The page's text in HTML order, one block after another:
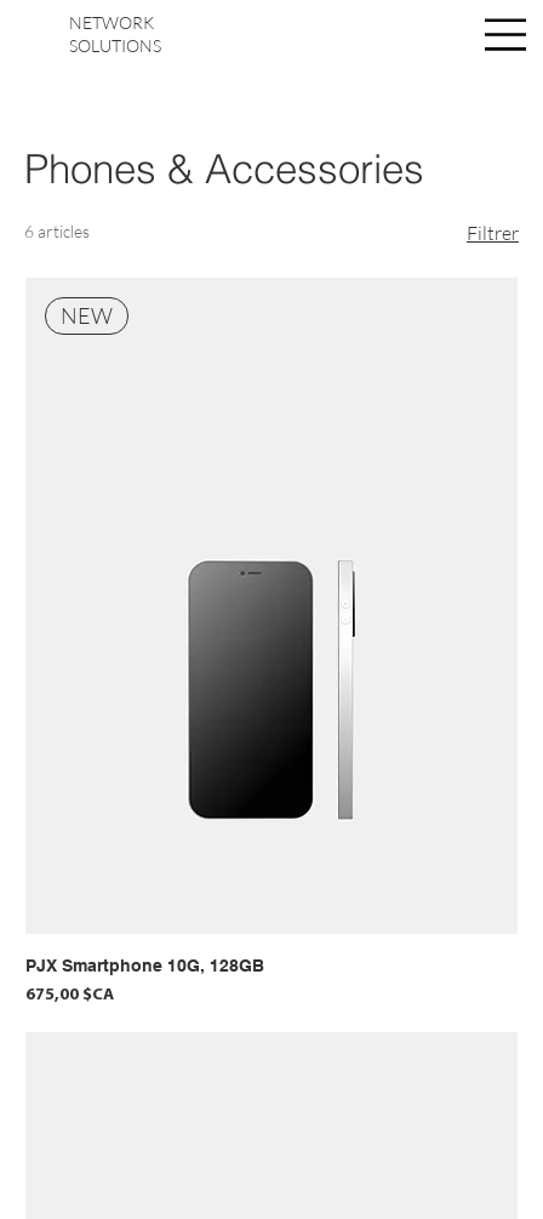
NETWORK
SOLUTIONS
Phones & Accessories
6 articles Filtrer
NEW
PJX Smartphone 10G, 128GB
Prix
675,00 $CA